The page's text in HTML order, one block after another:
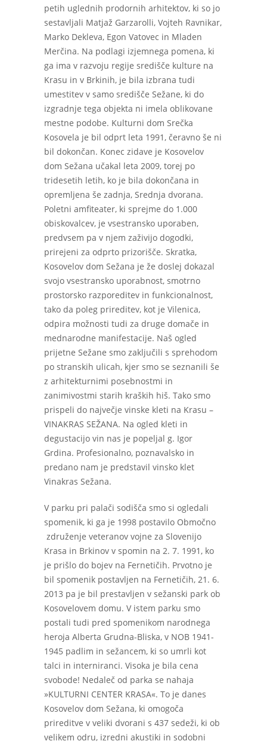
petih uglednih prodornih arhitektov, ki so jo
sestavljali Matjaž Garzarolli, Vojteh Ravnikar,
Marko Dekleva, Egon Vatovec in Mladen
Merčina. Na podlagi izjemnega pomena, ki
ga ima v razvoju regije središče kulture na
Krasu in v Brkinih, je bila izbrana tudi
umestitev v samo središče Sežane, ki do
izgradnje tega objekta ni imela oblikovane
mestne podobe. Kulturni dom Srečka
Kosovela je bil odprt leta 1991, čeravno še ni
bil dokončan. Konec zidave je Kosovelov
dom Sežana učakal leta 2009, torej po
tridesetih letih, ko je bila dokončana in
opremljena še zadnja, Srednja dvorana.
Poletni amfiteater, ki sprejme do 1.000
obiskovalcev, je vsestransko uporaben,
predvsem pa v njem zaživijo dogodki,
prirejeni za odprto prizorišče. Skratka,
Kosovelov dom Sežana je že doslej dokazal
svojo vsestransko uporabnost, smotrno
prostorsko razporeditev in funkcionalnost,
tako da poleg prireditev, kot je Vilenica,
odpira možnosti tudi za druge domače in
mednarodne manifestacije. Naš ogled
prijetne Sežane smo zaključili s sprehodom
po stranskih ulicah, kjer smo se seznanili še
z arhitekturnimi posebnostmi in
zanimivostmi starih kraških hiš. Tako smo
prispeli do največje vinske kleti na Krasu –
VINAKRAS SEŽANA. Na ogled kleti in
degustacijo vin nas je popeljal g. Igor
Grdina. Profesionalno, poznavalsko in
predano nam je predstavil vinsko klet
Vinakras Sežana.
V parku pri palači sodišča smo si ogledali
spomenik, ki ga je 1998 postavilo Območno
združenje veteranov vojne za Slovenijo
Krasa in Brkinov v spomin na 2. 7. 1991, ko
je prišlo do bojev na Fernetičih. Prvotno je
bil spomenik postavljen na Fernetičih, 21. 6.
2013 pa je bil prestavljen v sežanski park ob
Kosovelovem domu. V istem parku smo
postali tudi pred spomenikom narodnega
heroja Alberta Grudna-Bliska, v NOB 1941-
1945 padlim in sežancem, ki so umrli kot
talci in interniranci. Visoka je bila cena
svobode! Nedaleč od parka se nahaja
»KULTURNI CENTER KRASA«. To je danes
Kosovelov dom Sežana, ki omogoča
prireditve v veliki dvorani s 437 sedeži, ki ob
velikem odru, izredni akustiki in sodobni